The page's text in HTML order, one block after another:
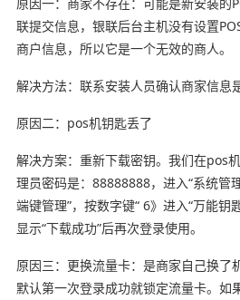
联提交信息，银联后台主机没有设置
商户信息，所以它是一个无效的商人。
解决方法：联系安装人员确认商家信息
原因二：pos机钥匙丢了
解决方案：重新下载密钥。我们在pos
理员密码是：88888888，进入“系统管
端键管理”，按数字键“ 6》进入“万能钥
显示“下载成功”后再次登录使用。
原因三：更换流量卡：是商家自己换了
默认第一次登录成功就锁定流量卡。如